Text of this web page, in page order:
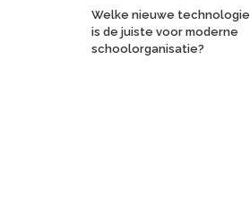
Welke nieuwe technologie
is de juiste voor moderne
schoolorganisatie?